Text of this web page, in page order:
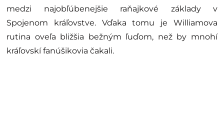
medzi najobľúbenejšie raňajkové základy v
Spojenom kráľovstve. Vďaka tomu je Williamova
rutina oveľa bližšia bežným ľuďom, než by mnohí
kráľovskí fanúšikovia čakali.